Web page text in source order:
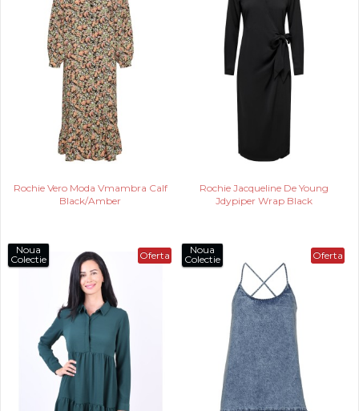
Rochie Vero Moda Vmambra Calf
Black/Amber
Rochie Jacqueline De Young
Jdypiper Wrap Black
Oferta
Noua
Colectie
Oferta
Noua
Colectie